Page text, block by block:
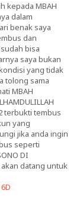
kepada MBAH
dalam
benak saya
dan
bisa
saya bukan
yang tidak
tolong sama
MBAH
terbukti tembus
yang
jika anda ingin
seperti
DI
akan datang untuk